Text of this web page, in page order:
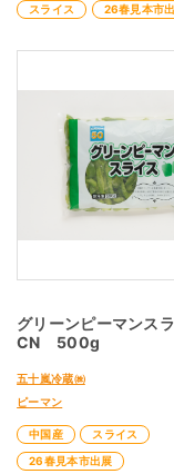
スライス 26春見本市
グリーンピーマンス
CN 500g
五十嵐冷蔵㈱
ピーマン
中国産
スライス
26春見本市出展